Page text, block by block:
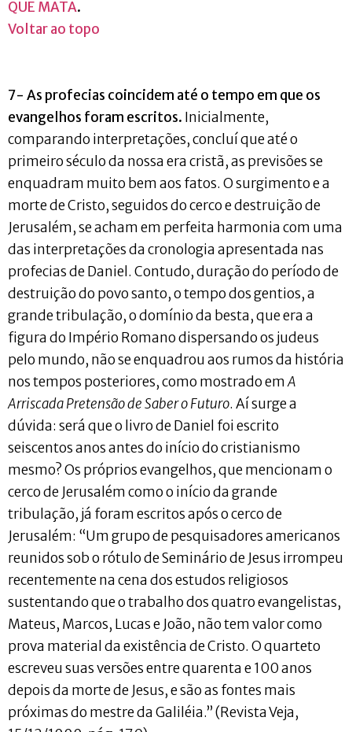
QUE MATA.
Voltar ao topo
7- As profecias coincidem até o tempo em que os
evangelhos foram escritos. Inicialmente,
comparando interpretações, concluí que até o
primeiro século da nossa era cristã, as previsões se
enquadram muito bem aos fatos. O surgimento e a
morte de Cristo, seguidos do cerco e destruição de
Jerusalém, se acham em perfeita harmonia com uma
das interpretações da cronologia apresentada nas
profecias de Daniel. Contudo, duração do período de
destruição do povo santo, o tempo dos gentios, a
grande tribulação, o domínio da besta, que era a
figura do Império Romano dispersando os judeus
pelo mundo, não se enquadrou aos rumos da história
nos tempos posteriores, como mostrado emA
Arriscada Pretensão de Saber o Futuro. Aí surge a
dúvida: será que o livro de Daniel foi escrito
seiscentos anos antes do início do cristianismo
mesmo? Os próprios evangelhos, que mencionam o
cerco de Jerusalém como o início da grande
tribulação, já foram escritos após o cerco de
Jerusalém: “Um grupo de pesquisadores americanos
reunidos sob o rótulo de Seminário de Jesus irrompeu
recentemente na cena dos estudos religiosos
sustentando que o trabalho dos quatro evangelistas,
Mateus, Marcos, Lucas e João, não tem valor como
prova material da existência de Cristo. O quarteto
escreveu suas versões entre quarenta e 100 anos
depois da morte de Jesus, e são as fontes mais
próximas do mestre da Galiléia.” (Revista Veja,